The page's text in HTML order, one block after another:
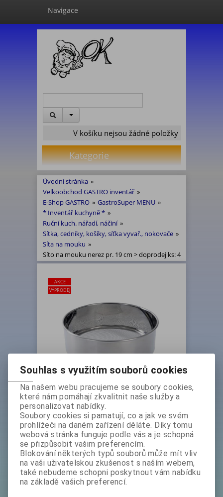
Navigace
V košíku nejsou žádné položky
Kategorie
Úvodní stránka »
Velkoobchod GASTRO inventář »
E-Shop GASTRO » GastroSuper MENU »
* Inventář kuchyně * »
Ruční kuch. nářadí, náčiní »
Sítka, cedníky, košíky, síťka vyvař., nokovače »
Síta na mouku »
Síto na mouku nerez pr. 19 cm > doprodej ks: 4
AKCE
VÝPRODEJ
Síto na mouku nerez pr. 19 cm >
doprodej ks: 4
Základní cena bez DPH:129 Kč
Základní cena s DPH:156,10 Kč
Akční sleva 23 %
bez DPH:99 Kč
s DPH:119,80 Kč
Koupit
Souhlas s využitím souborů cookies
Na našem webu pracujeme se soubory cookies,
které nám pomáhají zkvalitnit naše služby a
personalizovat nabídky.
Soubory cookies si pamatují, co a jak ve svém
prohlížeči na daném zařízení děláte. Díky tomu
webová stránka funguje podle vás a je schopná
se přizpůsobit vašim preferencím.
Blokování některých typů souborů může mít vliv
na vaši uživatelskou zkušenost s naším webem,
také nebudeme schopni poskytnout vám nabídku
na základě vašich preferencí.